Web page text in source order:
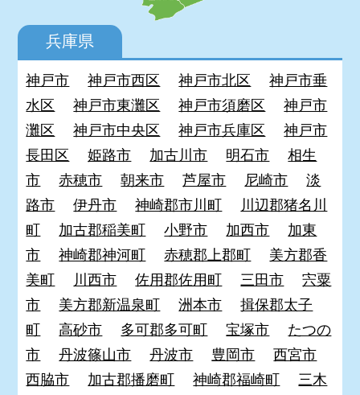
兵庫県
神戸市 神戸市西区 神戸市北区
神戸市垂
水区
神戸市東灘区 神戸市須磨区
神戸市
灘区
神戸市中央区 神戸市兵庫区
神戸市
長田区
姫路市 加古川市 明石市
相生
市
赤穂市 朝来市 芦屋市 尼崎市
淡
路市
伊丹市 神崎郡市川町
川辺郡猪名川
町
加古郡稲美町 小野市 加西市
加東
市
神崎郡神河町 赤穂郡上郡町
美方郡香
美町
川西市 佐用郡佐用町 三田市
宍粟
市
美方郡新温泉町 洲本市
揖保郡太子
町
高砂市 多可郡多可町 宝塚市
たつの
市
丹波篠山市 丹波市 豊岡市
西宮市
西脇市
加古郡播磨町 神崎郡福崎町
三木